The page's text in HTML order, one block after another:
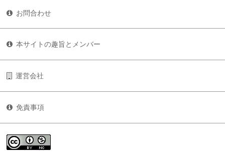
お問合わせ
本サイトの趣旨とメンバー
運営会社
免責事項